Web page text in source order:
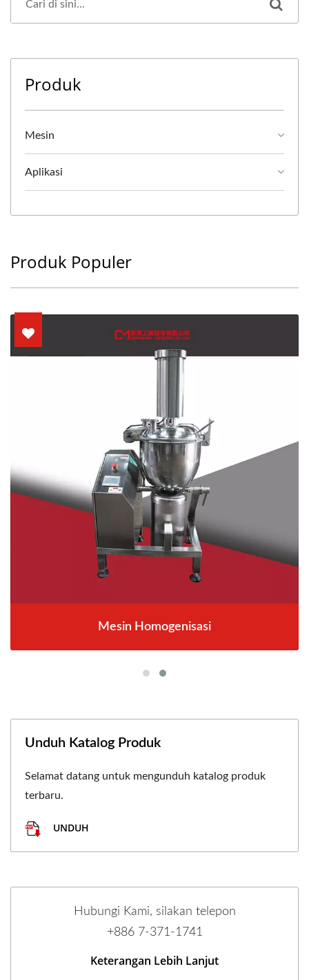
Produk
Mesin
Aplikasi
Produk Populer
Mesin Homogenisasi
Unduh Katalog Produk
Selamat datang untuk mengunduh katalog produk
terbaru.
UNDUH
Hubungi Kami, silakan telepon
+886 7-371-1741
Keterangan Lebih Lanjut